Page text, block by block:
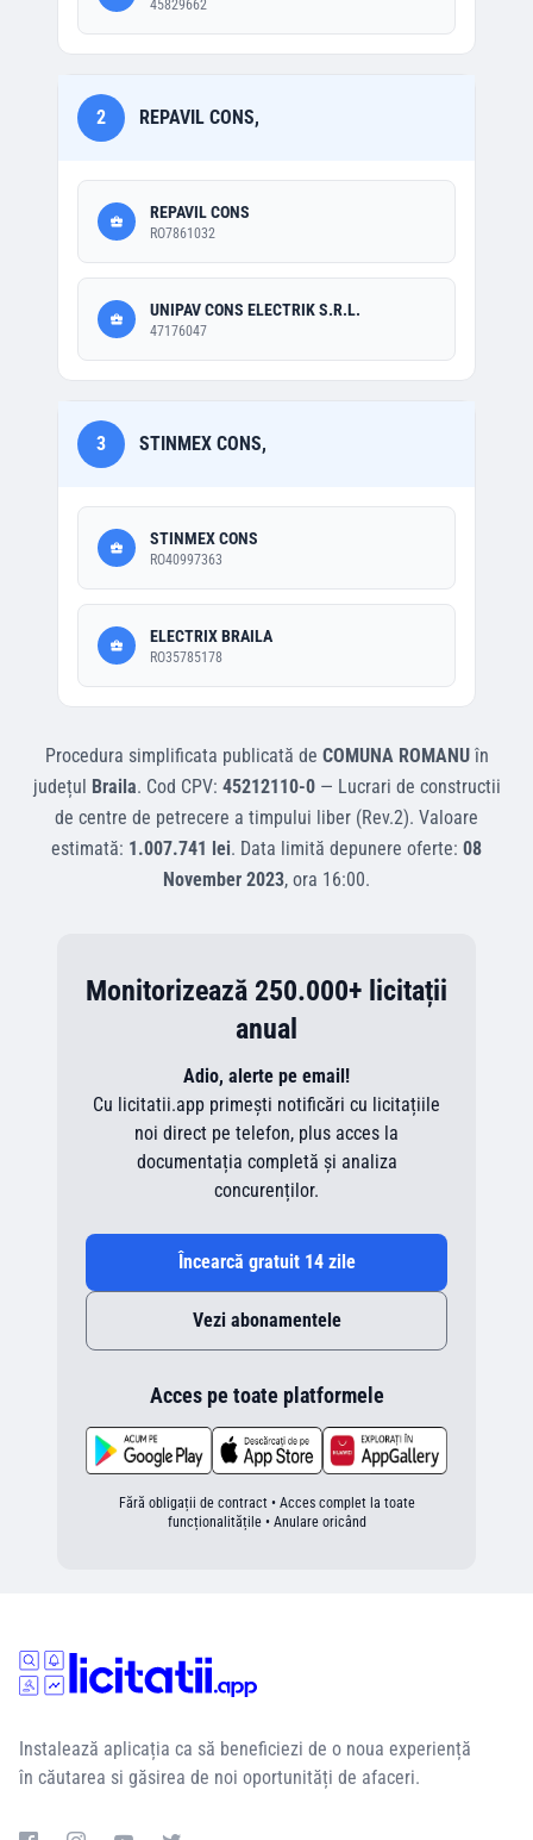
45829662
2 REPAVIL CONS,
REPAVIL CONS
RO7861032
UNIPAV CONS ELECTRIK S.R.L.
47176047
3 STINMEX CONS,
STINMEX CONS
RO40997363
ELECTRIX BRAILA
RO35785178
Procedura simplificata publicată de COMUNA ROMANUîn
județul Braila. Cod CPV: 45212110-0— Lucrari de constructii
de centre de petrecere a timpului liber (Rev.2). Valoare
estimată: 1.007.741 lei. Data limită depunere oferte: 08
November 2023, ora 16:00.
Monitorizează 250.000+ licitații
anual
Adio, alerte pe email!
Cu licitatii.app primești notificări cu licitațiile
noi direct pe telefon, plus acces la
documentația completă și analiza
concurenților.
Încearcă gratuit 14 zile
Vezi abonamentele
Acces pe toate platformele
Fără obligații de contract • Acces complet la toate
funcționalitățile • Anulare oricând
Instalează aplicația ca să beneficiezi de o noua experiență
în căutarea si găsirea de noi oportunități de afaceri.